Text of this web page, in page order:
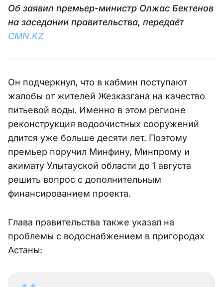
Об заявил премьер-министр Олжас Бектенов
на заседании правительства, передаёт
CMN.KZ
Он подчеркнул, что в кабмин поступают
жалобы от жителей Жезказгана на качество
питьевой воды. Именно в этом регионе
реконструкция водоочистных сооружений
длится уже больше десяти лет. Поэтому
премьер поручил Минфину, Минпрому и
акимату Улытауской области до 1 августа
решить вопрос с дополнительным
финансированием проекта.
Глава правительства также указал на
проблемы с водоснабжением в пригородах
Астаны: